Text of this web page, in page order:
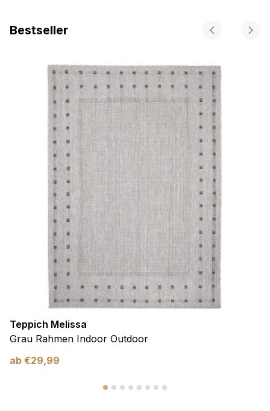
Bestseller
Teppich Melissa
Grau Rahmen Indoor Outdoor
ab €29,99